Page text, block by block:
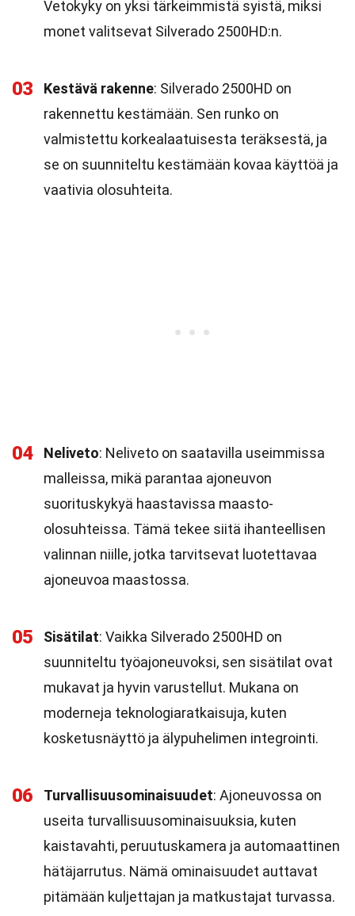
Vetokyky on yksi tärkeimmistä syistä, miksi
monet valitsevat Silverado 2500HD:n.
03 Kestävä rakenne: Silverado 2500HD on
rakennettu kestämään. Sen runko on
valmistettu korkealaatuisesta teräksestä, ja
se on suunniteltu kestämään kovaa käyttöä ja
vaativia olosuhteita.
04 Neliveto: Neliveto on saatavilla useimmissa
malleissa, mikä parantaa ajoneuvon
suorituskykyä haastavissa maasto-
olosuhteissa. Tämä tekee siitä ihanteellisen
valinnan niille, jotka tarvitsevat luotettavaa
ajoneuvoa maastossa.
05 Sisätilat: Vaikka Silverado 2500HD on
suunniteltu työajoneuvoksi, sen sisätilat ovat
mukavat ja hyvin varustellut. Mukana on
moderneja teknologiaratkaisuja, kuten
kosketusnäyttö ja älypuhelimen integrointi.
06 Turvallisuusominaisuudet: Ajoneuvossa on
useita turvallisuusominaisuuksia, kuten
kaistavahti, peruutuskamera ja automaattinen
hätäjarrutus. Nämä ominaisuudet auttavat
pitämään kuljettajan ja matkustajat turvassa.